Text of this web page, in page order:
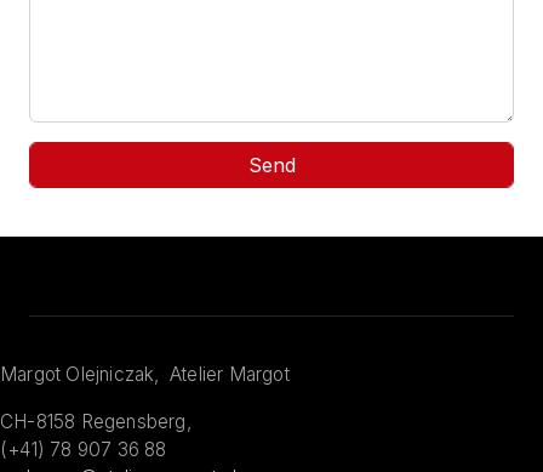
Margot Olejniczak, Atelier Margot
CH-8158 Regensberg,
(+41) 78 907 36 88